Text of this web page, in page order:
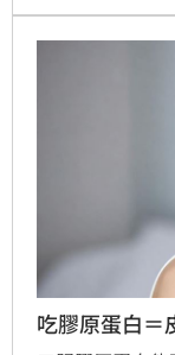
吃膠原蛋白＝